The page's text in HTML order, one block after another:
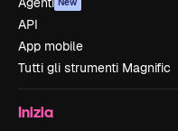
API
App mobile
Tutti gli strumenti Magnific
Inizia